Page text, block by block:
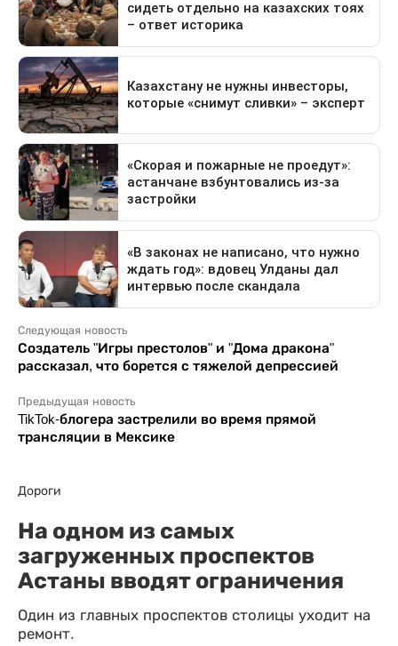
Следующая новость
Создатель "Игры престолов" и "Дома дракона"
рассказал, что борется с тяжелой депрессией
Предыдущая новость
TikTok-блогера застрелили во время прямой
трансляции в Мексике
Дороги
На одном из самых
загруженных проспектов
Астаны вводят ограничения
Один из главных проспектов столицы уходит на
ремонт.